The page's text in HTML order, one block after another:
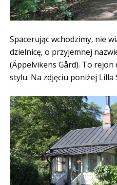
Spacerując wchodzimy, nie
dzielnicę, o przyjemnej
(Äppelvikens Gård). To
stylu. Na zdjęciu poniżej Lilla